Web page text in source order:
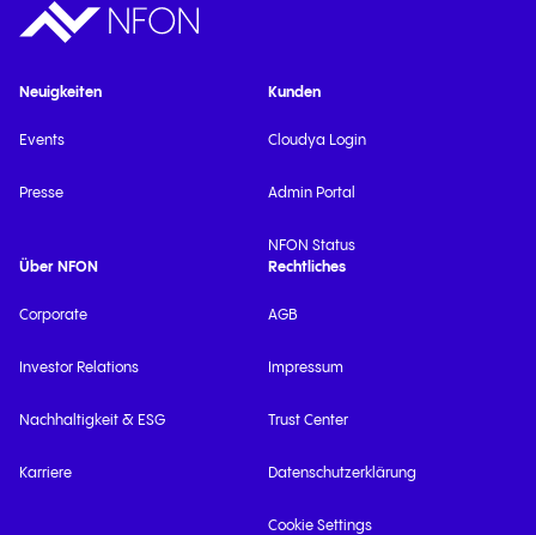
Neuigkeiten
Events
Presse
Kunden
Cloudya Login
Admin Portal
NFON Status
Über NFON
Corporate
Investor Relations
Nachhaltigkeit & ESG
Karriere
Rechtliches
AGB
Impressum
Trust Center
Datenschutzerklärung
Cookie Settings